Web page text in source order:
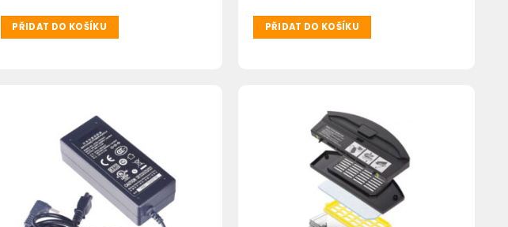
PŘIDAT DO KOŠÍKU PŘIDAT DO KOŠÍKU